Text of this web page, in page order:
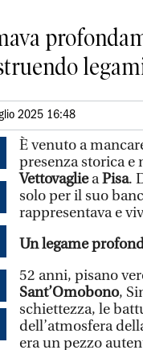
2025 16:48
È venuto a
presenza storica
VettovaglieaPisa.
solo per il suo
rappresentava e
Un legame
52 anni, pisano
Sant’Omobono,
schiettezza, le
dell’atmosfera
era un pezzo